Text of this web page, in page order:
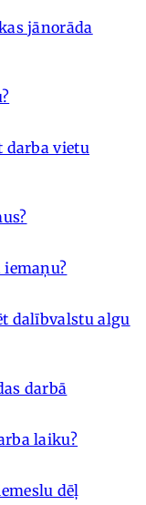
jānorāda
darba vietu
dalībvalstu algu
darbā
laiku?
dēļ